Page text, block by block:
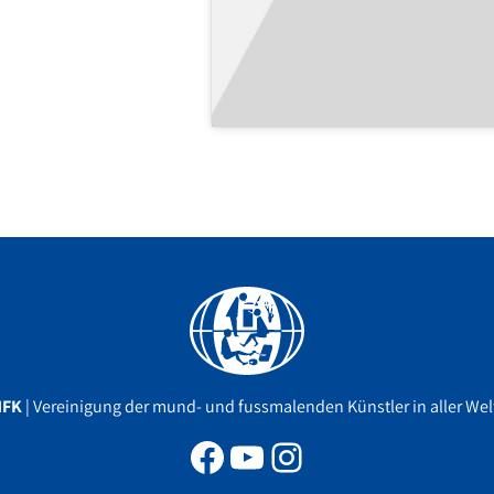
| Vereinigung der mund- und fussmalenden Künstler in aller
Facebook
YouTube
Instagram